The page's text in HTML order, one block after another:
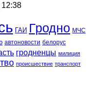
12:38
ГАИ Гродно МЧС
автоновости белорус
гродненцы милиция
происшествие транспорт